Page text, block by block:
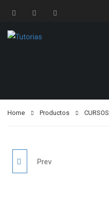
Home Productos CURSOS
Prev